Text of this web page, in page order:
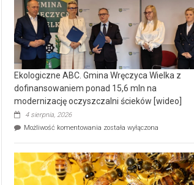
Ekologiczne ABC. Gmina Wręczyca Wielka z
dofinansowaniem ponad 15,6 mln na
modernizację oczyszczalni ścieków [wideo]
4 sierpnia, 2026
Możliwość komentowania Ekologiczne
Wręczyca
Wielka
z
została wyłączona